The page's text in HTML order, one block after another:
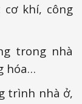
cơ khí, công
trong nhà
hóa…
trình nhà ở,